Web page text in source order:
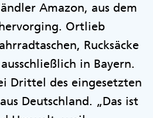
Amazon, aus dem
Ortlieb
Rucksäcke
in Bayern.
Drittel des eingesetzten
Deutschland. „Das ist